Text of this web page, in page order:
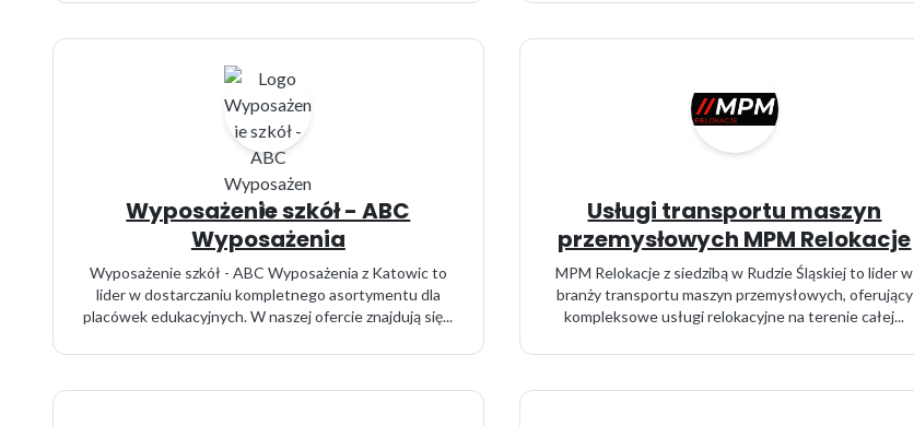
Wyposażenie szkół - ABC
Wyposażenia
Wyposażenie szkół - ABC Wyposażenia z Katowic to
lider w dostarczaniu kompletnego asortymentu dla
placówek edukacyjnych. W naszej ofercie znajdują się...
Usługi transportu maszyn
przemysłowych MPM Relokacje
MPM Relokacje z siedzibą w Rudzie Śląskiej to lider w
branży transportu maszyn przemysłowych, oferujący
kompleksowe usługi relokacyjne na terenie całej...